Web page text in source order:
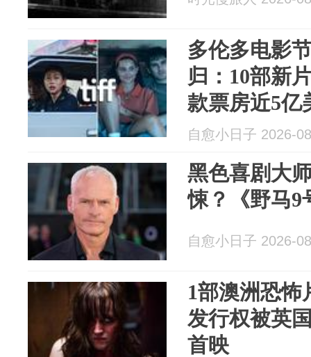
多伦多电影
归：10部新
款票房近5亿
自愈小日子 2026-
黑色喜剧大
悚？《野马9
自愈小日子 2026-
1部澳洲恐
发行权被英
首映